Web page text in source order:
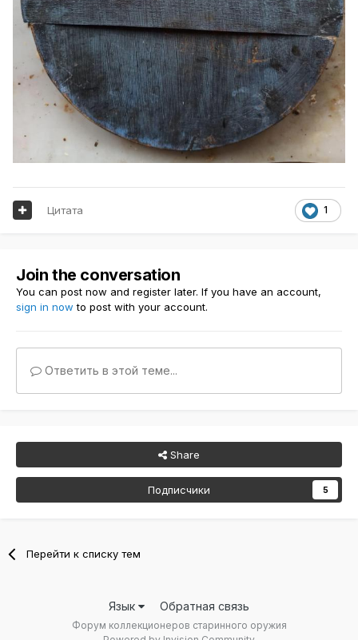
1
Цитата
Join the conversation
You can post now and register later. If you have an account,
sign in now to post with your account.
Ответить в этой теме...
Share
Подписчики 5
Перейти к списку тем
Язык Обратная связь
Форум коллекционеров старинного оружия